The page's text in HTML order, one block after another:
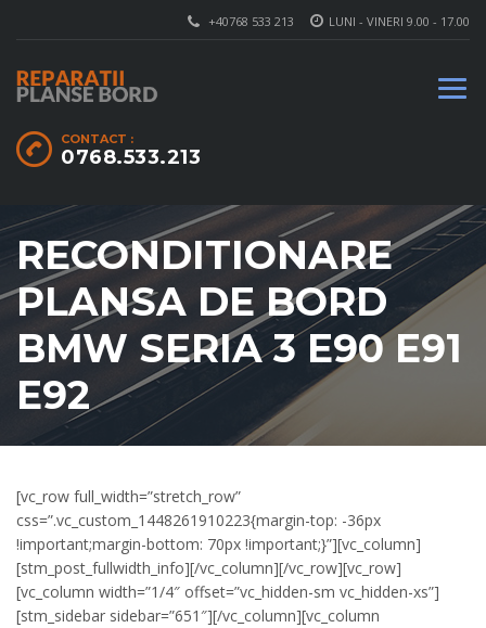
LUNI - VINERI 9.00 - 17.00
+40768 533 213
CONTACT :
0768.533.213
RECONDITIONARE
PLANSA DE BORD
BMW SERIA 3 E90 E91
E92
[vc_row full_width=”stretch_row”
css=”.vc_custom_1448261910223{margin-top: -36px
!important;margin-bottom: 70px !important;}”][vc_column]
[stm_post_fullwidth_info][/vc_column][/vc_row][vc_row]
[vc_column width=”1/4″ offset=”vc_hidden-sm vc_hidden-xs”]
[stm_sidebar sidebar=”651″][/vc_column][vc_column